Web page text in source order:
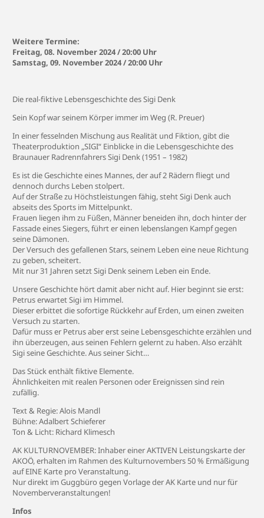
Weitere Termine:
Freitag, 08. November 2024 / 20:00 Uhr
Samstag, 09. November 2024 / 20:00 Uhr
Die real-fiktive Lebensgeschichte des Sigi Denk
Sein Kopf war seinem Körper immer im Weg (R. Preuer)
In einer fesselnden Mischung aus Realität und Fiktion, gibt die
Theaterproduktion „SIGI“ Einblicke in die Lebensgeschichte des
Braunauer Radrennfahrers Sigi Denk (1951 – 1982)
Es ist die Geschichte eines Mannes, der auf 2 Rädern fliegt und
dennoch durchs Leben stolpert.
Auf der Straße zu Höchstleistungen fähig, steht Sigi Denk auch
abseits des Sports im Mittelpunkt.
Frauen liegen ihm zu Füßen, Männer beneiden ihn, doch hinter der
Fassade eines Siegers, führt er einen lebenslangen Kampf gegen
seine Dämonen.
Der Versuch des gefallenen Stars, seinem Leben eine neue Richtung
zu geben, scheitert.
Mit nur 31 Jahren setzt Sigi Denk seinem Leben ein Ende.
Unsere Geschichte hört damit aber nicht auf. Hier beginnt sie erst:
Petrus erwartet Sigi im Himmel.
Dieser erbittet die sofortige Rückkehr auf Erden, um einen zweiten
Versuch zu starten.
Dafür muss er Petrus aber erst seine Lebensgeschichte erzählen und
ihn überzeugen, aus seinen Fehlern gelernt zu haben. Also erzählt
Sigi seine Geschichte. Aus seiner Sicht…
Das Stück enthält fiktive Elemente.
Ähnlichkeiten mit realen Personen oder Ereignissen sind rein
zufällig.
Text & Regie: Alois Mandl
Bühne: Adalbert Schieferer
Ton & Licht: Richard Klimesch
AK KULTURNOVEMBER: Inhaber einer AKTIVEN Leistungskarte der
AKOÖ, erhalten im Rahmen des Kulturnovembers 50 % Ermäßigung
auf EINE Karte pro Veranstaltung.
Nur direkt im Guggbüro gegen Vorlage der AK Karte und nur für
Novemberveranstaltungen!
Infos